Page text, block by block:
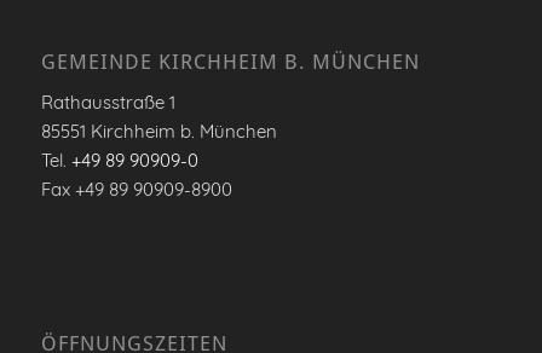
GEMEINDE KIRCHHEIM B. MÜNCHEN
Rathausstraße 1
85551 Kirchheim b. München
Tel. +49 89 90909-0
Fax +49 89 90909-8900
ÖFFNUNGSZEITEN